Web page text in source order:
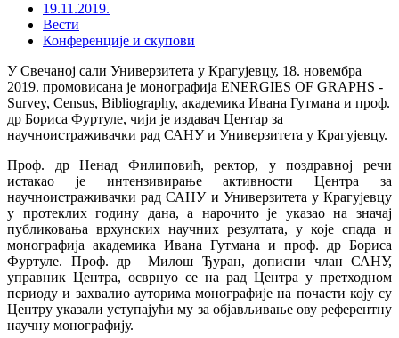
19.11.2019.
Вести
Конференције и скупови
У Свечаној сали Универзитета у Крагујевцу, 18. новембра
2019. промовисана је монографија ENERGIES OF GRAPHS -
Survey, Census, Bibliography, академика Ивана Гутмана и проф.
др Бориса Фуртуле, чији је издавач Центар за
научноистраживачки рад САНУ и Универзитета у Крагујевцу.
Проф. др Ненад Филиповић, ректор, у поздравној речи
истакао је интензивирање активности Центра за
научноистраживачки рад САНУ и Универзитета у Крагујевцу
у протеклих годину дана, а нарочито је указао на значај
публиковања врхунских научних резултата, у које спада и
монографија академика Ивана Гутмана и проф. др Бориса
Фуртуле. Проф. др Милош Ђуран, дописни члан САНУ,
управник Центра, осврнуо се на рад Центра у претходном
периоду и захвалио ауторима монографије на почасти коју су
Центру указали уступајући му за објављивање ову референтну
научну монографију.